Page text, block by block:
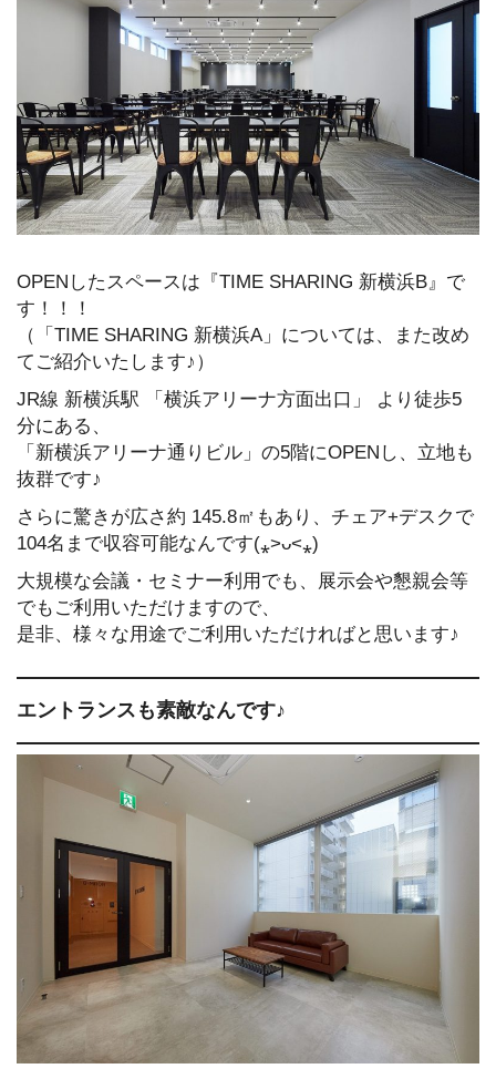
OPENしたスペースは『TIME SHARING 新横浜B』で
す！！！
（「TIME SHARING 新横浜A」については、また改め
てご紹介いたします♪）
JR線 新横浜駅 「横浜アリーナ方面出口」 より徒歩5
分にある、
「新横浜アリーナ通りビル」の5階にOPENし、立地も
抜群です♪
さらに驚きが広さ約 145.8㎡もあり、チェア+デスクで
104名まで収容可能なんです(⁎˃ᴗ˂⁎)
大規模な会議・セミナー利用でも、展示会や懇親会等
でもご利用いただけますので、
是非、様々な用途でご利用いただければと思います♪
エントランスも素敵なんです♪